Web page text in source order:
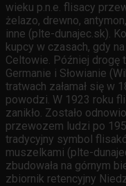
wieku p.n.e. flisacy
żelazo, drewno,
inne (plte-dunajec.sk).
kupcy w czasach, gdy
Celtowie. Później drogę
Germanie i Słowianie
tratwach załamał się w
powodzi. W 1923 roku
zanikło. Zostało
przewozem ludzi po
tradycyjny symbol
muszelkami (plte-
zbudowała na górnym
zbiornik retencyjny